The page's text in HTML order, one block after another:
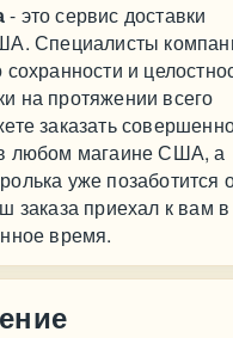
- это сервис доставки
Специалисты
сохранности и
на протяжении всего
заказать
любом магаине США, а
уже позаботится
заказа приехал к вам в
время.